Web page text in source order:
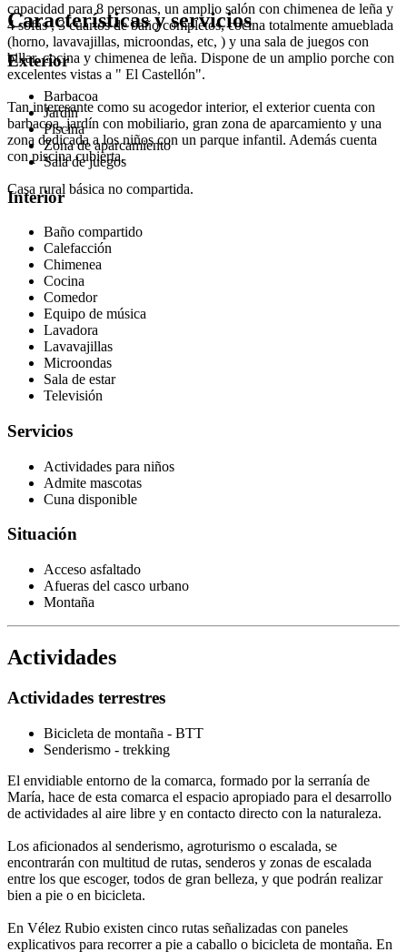
capacidad para 8 personas, un amplio salón con chimenea de leña y
4 sofás , 3 cuartos de baño completos, cocina totalmente amueblada
(horno, lavavajillas, microondas, etc, ) y una sala de juegos con
billar, cocina y chimenea de leña. Dispone de un amplio porche con
excelentes vistas a " El Castellón".
Tan interesante como su acogedor interior, el exterior cuenta con
barbacoa, jardín con mobiliario, gran zona de aparcamiento y una
zona dedicada a los niños con un parque infantil. Además cuenta
con piscina cubierta.
Casa rural básica no compartida.
Características y servicios
Exterior
Barbacoa
Jardín
Piscina
Zona de aparcamiento
Sala de juegos
Interior
Baño compartido
Calefacción
Chimenea
Cocina
Comedor
Equipo de música
Lavadora
Lavavajillas
Microondas
Sala de estar
Televisión
Servicios
Actividades para niños
Admite mascotas
Cuna disponible
Situación
Acceso asfaltado
Afueras del casco urbano
Montaña
Actividades
Actividades terrestres
Bicicleta de montaña - BTT
Senderismo - trekking
El envidiable entorno de la comarca, formado por la serranía de
María, hace de esta comarca el espacio apropiado para el desarrollo
de actividades al aire libre y en contacto directo con la naturaleza.
Los aficionados al senderismo, agroturismo o escalada, se
encontrarán con multitud de rutas, senderos y zonas de escalada
entre los que escoger, todos de gran belleza, y que podrán realizar
bien a pie o en bicicleta.
En Vélez Rubio existen cinco rutas señalizadas con paneles
explicativos para recorrer a pie a caballo o bicicleta de montaña. En